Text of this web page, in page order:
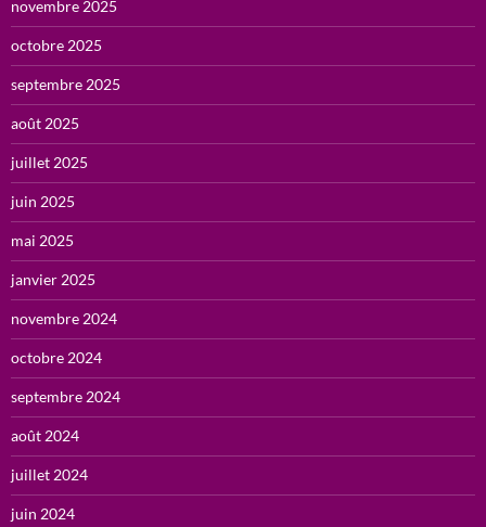
novembre 2025
octobre 2025
septembre 2025
août 2025
juillet 2025
juin 2025
mai 2025
janvier 2025
novembre 2024
octobre 2024
septembre 2024
août 2024
juillet 2024
juin 2024